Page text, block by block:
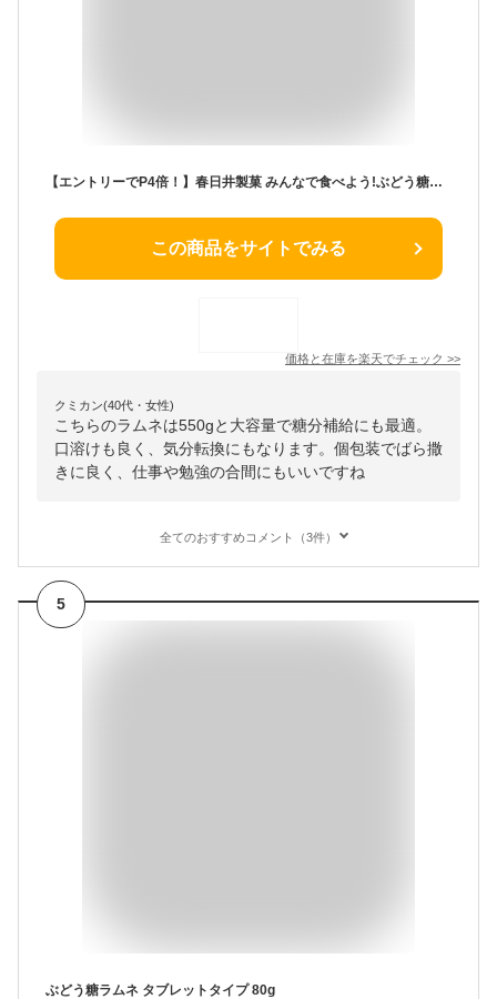
【エントリーでP4倍！】春日井製菓 みんなで食べよう!ぶどう糖たっぷりラムネ 550g賞味期限2025/11
この商品をサイトでみる
価格と在庫を楽天でチェック >>
クミカン(40代・女性)
こちらのラムネは550gと大容量で糖分補給にも最適。
口溶けも良く、気分転換にもなります。個包装でばら撒
きに良く、仕事や勉強の合間にもいいですね
全てのおすすめコメント（3件）
5
ぶどう糖ラムネ タブレットタイプ 80g